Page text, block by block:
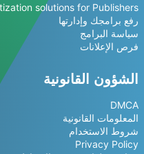
solutions for Publishers
رفع برامجك وإدارتها
سياسة البرامج
فرص الإعلانات
الشؤون القانونية
DMCA
المعلومات القانونية
شروط الاستخدام
Privacy Policy